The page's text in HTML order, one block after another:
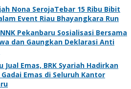
Nona SerojaTebar 15 Ribu Bibit
Event Riau Bhayangkara Run
Pekanbaru Sosialisasi Bersama
dan Gaungkan Deklarasi Anti
Jual Emas, BRK Syariah Hadirkan
Emas di Seluruh Kantor